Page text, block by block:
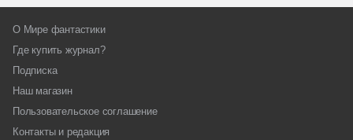
О Мире фантастики
Где купить журнал?
Подписка
Наш магазин
Пользовательское соглашение
Контакты и редакция